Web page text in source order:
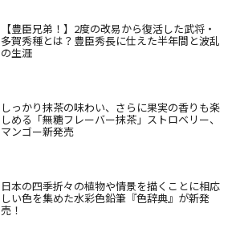
【豊臣兄弟！】2度の改易から復活した武将・
多賀秀種とは？豊臣秀長に仕えた半年間と波乱
の生涯
しっかり抹茶の味わい、さらに果実の香りも楽
しめる「無糖フレーバー抹茶」ストロベリー、
マンゴー新発売
日本の四季折々の植物や情景を描くことに相応
しい色を集めた水彩色鉛筆『色辞典』が新発
売！